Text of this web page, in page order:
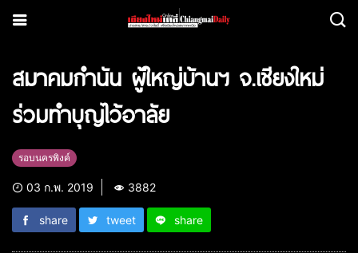
สมาคมกำนัน ผู้ใหญ่บ้านฯ จ.เชียงใหม่
ร่วมทำบุญไว้อาลัย
รอบนครพิงค์
03 ก.พ. 2019 3882
share tweet share